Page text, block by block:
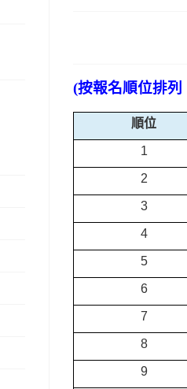
(按報名順位排列
順位
1
2
3
4
5
6
7
8
9